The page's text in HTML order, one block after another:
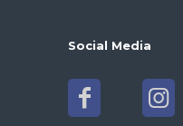
Social Media